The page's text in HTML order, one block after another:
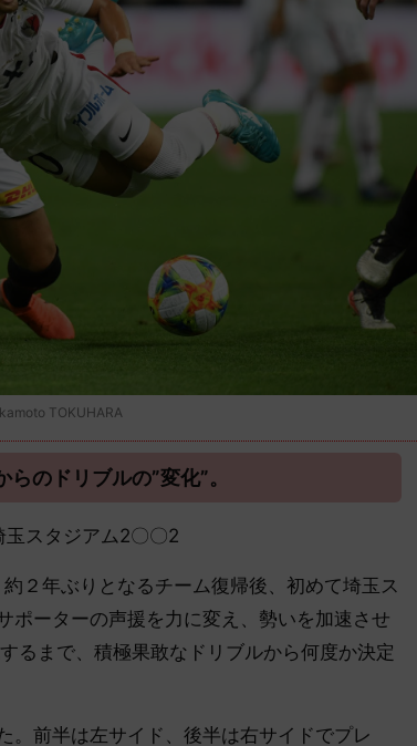
TOKUHARA
のドリブルの”変化”。
スタジアム2〇〇2
２年ぶりとなるチーム復帰後、初めて埼玉ス
ポーターの声援を力に変え、勢いを加速させ
るまで、積極果敢なドリブルから何度か決定
前半は左サイド、後半は右サイドでプレ